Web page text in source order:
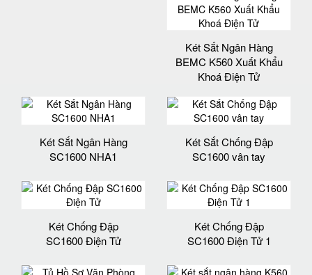
Két Sắt Ngân Hàng
BEMC K560 Xuất Khẩu
Khoá Điện Tử
Két Sắt Ngân Hàng
SC1600 NHA1
Két Sắt Chống Đập
SC1600 vân tay
Két Chống Đập
SC1600 Điện Tử
Két Chống Đập
SC1600 Điện Tử 1